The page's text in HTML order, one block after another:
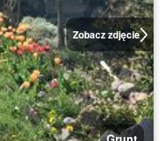
Zobacz zdjęcie